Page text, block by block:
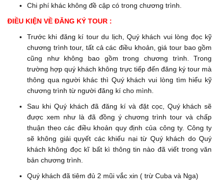
Chi phí khác không đề cập có trong chương trình.
ĐIỀU KIỆN VỀ ĐĂNG KÝ TOUR :
Trước khi đăng kí tour du lịch, Quý khách vui lòng đọc kỹ
chương trình tour, tất cả các điều khoản, giá tour bao gồm
cũng như không bao gồm trong chương trình. Trong
trường hợp quý khách không trực tiếp đến đăng ký tour mà
thông qua người khác thì Quý khách vui lòng tìm hiểu kỹ
chương trình từ người đăng kí cho mình.
Sau khi Quý khách đã đăng kí và đặt cọc, Quý khách sẽ
được xem như là đã đồng ý chương trình tour và chấp
thuận theo các điều khoản quy định của công ty. Công ty
sẽ không giải quyết các khiếu nại từ Quý khách do Quý
khách không đọc kĩ bất kì thông tin nào đã viết trong văn
bản chương trình.
Quý khách đã tiêm đủ 2 mũi vắc xin ( trừ Cuba và Nga)